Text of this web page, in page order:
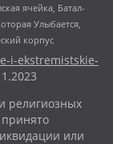
ячейка, Батал-
Улыбается,
корпус
i-ekstremistskie-
религиозных
или